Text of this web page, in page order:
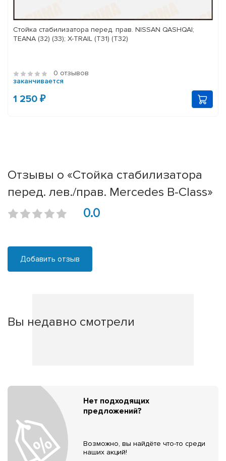
Стойка стабилизатора перед. прав. NISSAN QASHQAI;
TEANA (32) (33); X-TRAIL (T31) (T32)
0 отзывов
заканчивается
1 250 ₽
Отзывы о «Стойка стабилизатора
перед. лев./прав. Mercedes B-Class»
0.0
Добавить отзыв
Вы недавно смотрели
Нет подходящих
предложений?
Возможно, вы найдёте что-то среди
наших акций!